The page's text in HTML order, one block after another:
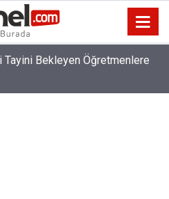
Tayini Bekleyen Öğretmenlere